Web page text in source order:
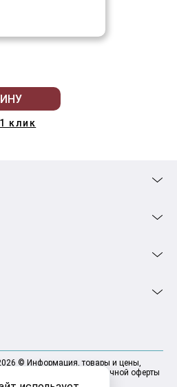
клик
© Информация, товары и цены,
договором публичной оферты